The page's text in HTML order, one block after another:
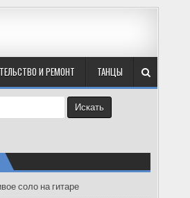
И РЕМОНТ ТАНЦЫ
соло на гитаре